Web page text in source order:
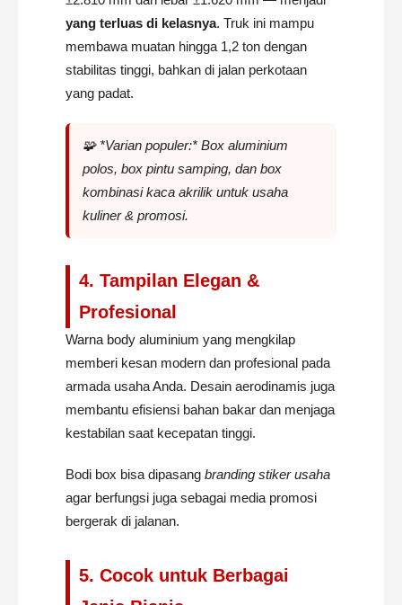
yang terluas di kelasnya. Truk ini mampu
membawa muatan hingga 1,2 ton dengan
stabilitas tinggi, bahkan di jalan perkotaan
yang padat.
🧩 *Varian populer:* Box aluminium
polos, box pintu samping, dan box
kombinasi kaca akrilik untuk usaha
kuliner & promosi.
4. Tampilan Elegan &
Profesional
Warna body aluminium yang mengkilap
memberi kesan modern dan profesional pada
armada usaha Anda. Desain aerodinamis juga
membantu efisiensi bahan bakar dan menjaga
kestabilan saat kecepatan tinggi.
Bodi box bisa dipasang branding stiker usaha
agar berfungsi juga sebagai media promosi
bergerak di jalanan.
5. Cocok untuk Berbagai